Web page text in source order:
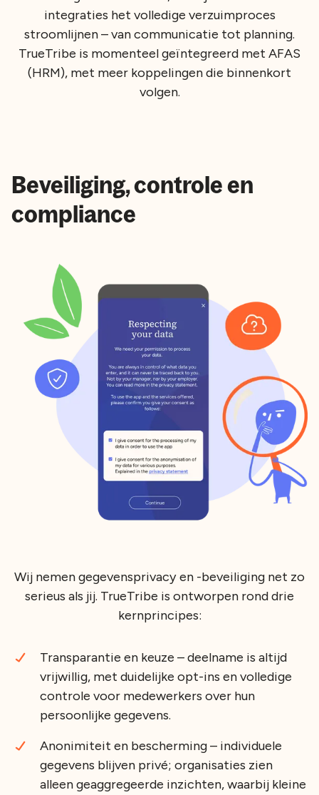
integraties het volledige verzuimproces
stroomlijnen – van communicatie tot planning.
TrueTribe is momenteel geïntegreerd met AFAS
(HRM), met meer koppelingen die binnenkort
volgen.
Beveiliging, controle en
compliance
Wij nemen gegevensprivacy en -beveiliging net zo
serieus als jij. TrueTribe is ontworpen rond drie
kernprincipes:
Transparantie en keuze – deelname is altijd
vrijwillig, met duidelijke opt-ins en volledige
controle voor medewerkers over hun
persoonlijke gegevens.
Anonimiteit en bescherming – individuele
gegevens blijven privé; organisaties zien
alleen geaggregeerde inzichten, waarbij kleine